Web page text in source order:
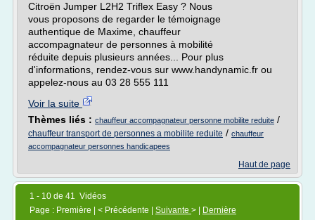
Citroën Jumper L2H2 Triflex Easy ? Nous
vous proposons de regarder le témoignage
authentique de Maxime, chauffeur
accompagnateur de personnes à mobilité
réduite depuis plusieurs années... Pour plus
d'informations, rendez-vous sur www.handynamic.fr ou
appelez-nous au 03 28 555 111
Voir la suite
Thèmes liés : chauffeur accompagnateur personne mobilite reduite /
chauffeur transport de personnes a mobilite reduite / chauffeur
accompagnateur personnes handicapees
Haut de page
1 - 10 de 41 Vidéos
Page : Première | < Précédente | Suivante > |
Dernière